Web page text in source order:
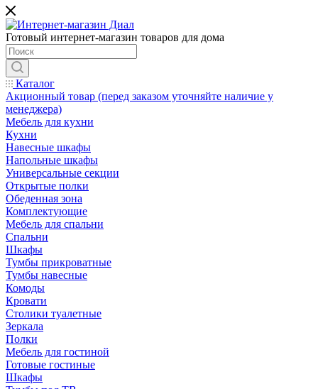
Готовый интернет-магазин товаров для дома
Каталог
Акционный товар (перед заказом уточняйте наличие у
менеджера)
Мебель для кухни
Кухни
Навесные шкафы
Напольные шкафы
Универсальные секции
Открытые полки
Обеденная зона
Комплектующие
Мебель для спальни
Спальни
Шкафы
Тумбы прикроватные
Тумбы навесные
Комоды
Кровати
Столики туалетные
Зеркала
Полки
Мебель для гостиной
Готовые гостиные
Шкафы